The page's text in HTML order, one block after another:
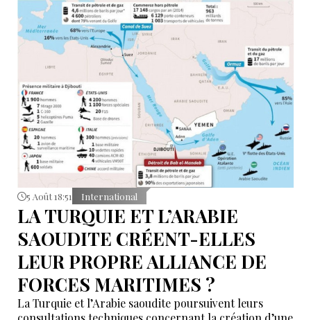
5 Août 18:51 International
LA TURQUIE ET L’ARABIE
SAOUDITE CRÉENT-ELLES
LEUR PROPRE ALLIANCE DE
FORCES MARITIMES ?
La Turquie et l’Arabie saoudite poursuivent leurs